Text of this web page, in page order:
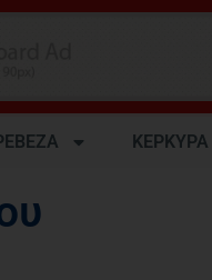
ΚΕΡΚΥΡΑ